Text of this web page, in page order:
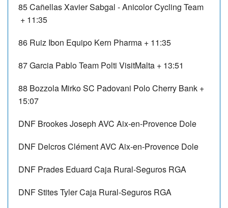
85Cañellas XavierSabgal - Anicolor Cycling Team
+ 11:35
86 Ruiz Ibon Equipo Kern Pharma + 11:35
87Garcia PabloTeam Polti VisitMalta + 13:51
88 Bozzola MirkoSC Padovani Polo Cherry Bank +
15:07
DNF Brookes Joseph AVC Aix-en-Provence Dole
DNF Delcros ClémentAVC Aix-en-Provence Dole
DNF Prades Eduard Caja Rural-Seguros RGA
DNFStites TylerCaja Rural-Seguros RGA